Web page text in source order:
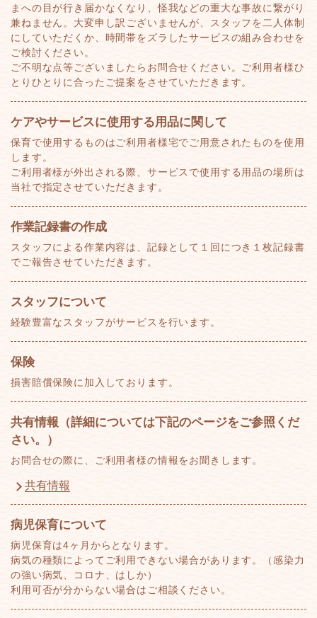
まへの目が行き届かなくなり、怪我などの重大な事故に繋がり
兼ねません。大変申し訳ございませんが、スタッフを二人体制
にしていただくか、時間帯をズラしたサービスの組み合わせを
ご検討ください。
ご不明な点等ございましたらお問合せください。ご利用者様ひ
とりひとりに合ったご提案をさせていただきます。
ケアやサービスに使用する用品に関して
保育で使用するものはご利用者様宅でご用意されたものを使用
します。
ご利用者様が外出される際、サービスで使用する用品の場所は
当社で指定させていただきます。
作業記録書の作成
スタッフによる作業内容は、記録として１回につき１枚記録書
でご報告させていただきます。
スタッフについて
経験豊富なスタッフがサービスを行います。
保険
損害賠償保険に加入しております。
共有情報（詳細については下記のページをご参照くだ
さい。）
お問合せの際に、ご利用者様の情報をお聞きします。
共有情報
病児保育について
病児保育は4ヶ月からとなります。
病気の種類によってご利用できない場合があります。（感染力
の強い病気、コロナ、はしか）
利用可否が分からない場合はご相談ください。